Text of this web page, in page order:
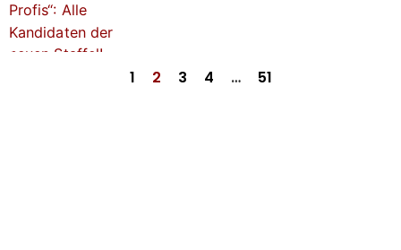
1 2 3 4 … 51